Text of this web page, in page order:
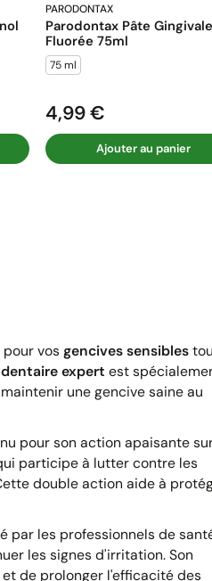
PARODONTAX
Parodontax Pâte Gingivale
Fluorée 75ml
75 ml
Prix
4,99 €
Ajouter au panier
pour vos gencives sensibles
expert est
une gencive saine au
pour son action apaisante
participe à lutter contre les
double action aide à
par les professionnels de
les signes d'irritation. Son
et de prolonger l'efficacité des